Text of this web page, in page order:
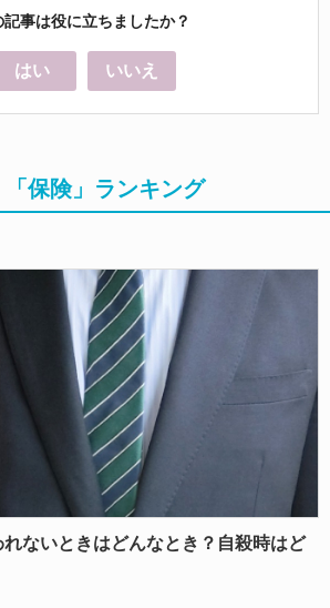
記事は役に立ちましたか？
はい いいえ
「保険」ランキング
ないときはどんなとき？自殺時はど